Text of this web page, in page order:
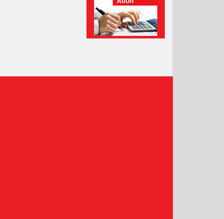
Prosinec 2020
Listopad 2020
Říjen 2020